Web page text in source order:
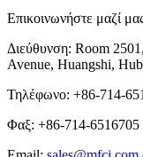
Επικοινωνήστε μαζί
Διεύθυνση: Room
Avenue, Huangshi,
Τηλέφωνο: +86-714-
Φαξ: +86-714-6516705